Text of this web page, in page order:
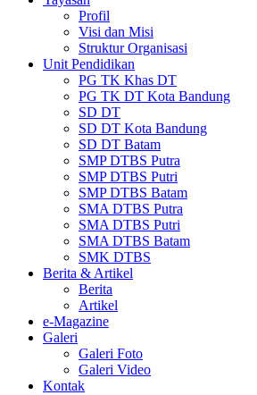
Profil
Visi dan Misi
Struktur Organisasi
Unit Pendidikan
PG TK Khas DT
PG TK DT Kota Bandung
SD DT
SD DT Kota Bandung
SD DT Batam
SMP DTBS Putra
SMP DTBS Putri
SMP DTBS Batam
SMA DTBS Putra
SMA DTBS Putri
SMA DTBS Batam
SMK DTBS
Berita & Artikel
Berita
Artikel
e-Magazine
Galeri
Galeri Foto
Galeri Video
Kontak